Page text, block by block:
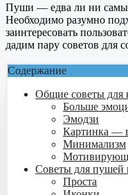
Пуши — едва ли ни
Необходимо разумно
заинтересовать
дадим пару советов для
Содержание
Общие советы для
Больше
Эмодзи
Картинка —
Минимализм
Советы для пушей
Проста